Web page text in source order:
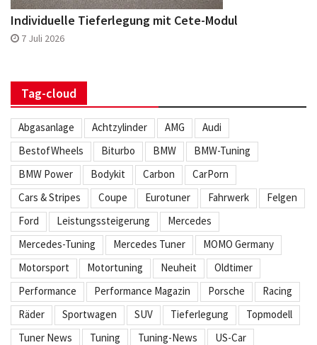
Individuelle Tieferlegung mit Cete-Modul
7 Juli 2026
Tag-cloud
Abgasanlage Achtzylinder AMG
Audi
BestofWheels
Biturbo BMW
BMW-Tuning
BMW Power
Bodykit Carbon
CarPorn
Cars & Stripes
Coupe Eurotuner Fahrwerk
Felgen
Ford
Leistungssteigerung
Mercedes
Mercedes-Tuning
Mercedes Tuner
MOMO Germany
Motorsport
Motortuning Neuheit
Oldtimer
Performance
Performance Magazin Porsche
Racing
Räder
Sportwagen SUV Tieferlegung
Topmodell
Tuner News
Tuning Tuning-News
US-Car